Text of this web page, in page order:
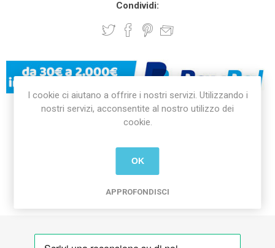
Condividi:
I cookie ci aiutano a offrire i nostri servizi. Utilizzando i
nostri servizi, acconsentite al nostro utilizzo dei
cookie.
OK
APPROFONDISCI